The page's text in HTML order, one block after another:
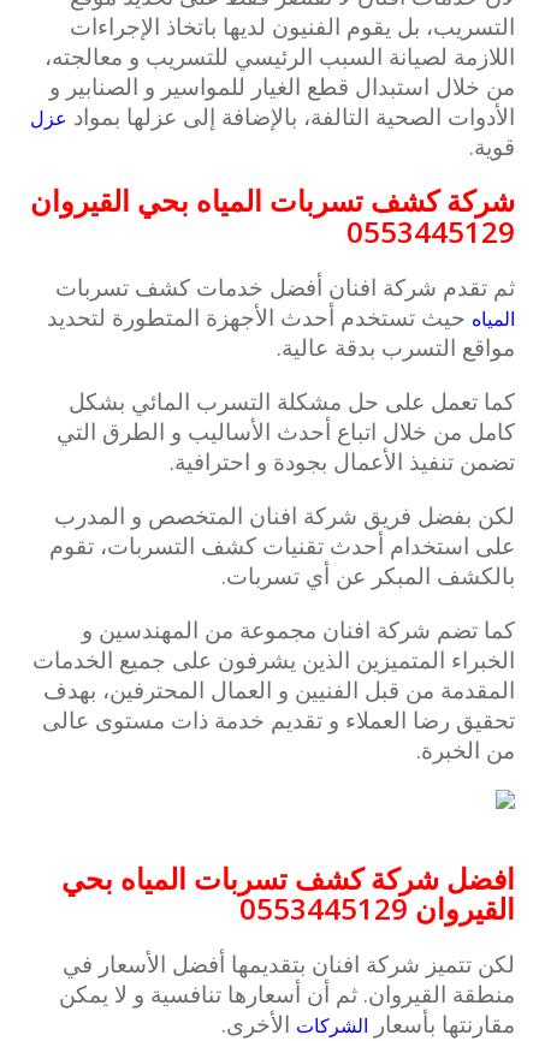
التسريب، بل يقوم الفنيون لديها باتخاذ الإجراءات
اللازمة لصيانة السبب الرئيسي للتسريب و معالجته،
من خلال استبدال قطع الغيار للمواسير و الصنابير و
الأدوات الصحية التالفة، بالإضافة إلى عزلها بمواد عزل
قوية.
شركة كشف تسربات المياه بحي القيروان
0553445129
ثم تقدم شركة افنان أفضل خدمات كشف تسربات
المياه حيث تستخدم أحدث الأجهزة المتطورة لتحديد
مواقع التسرب بدقة عالية.
كما تعمل على حل مشكلة التسرب المائي بشكل
كامل من خلال اتباع أحدث الأساليب و الطرق التي
تضمن تنفيذ الأعمال بجودة و احترافية.
لكن بفضل فريق شركة افنان المتخصص و المدرب
على استخدام أحدث تقنيات كشف التسربات، تقوم
بالكشف المبكر عن أي تسربات.
كما تضم شركة افنان مجموعة من المهندسين و
الخبراء المتميزين الذين يشرفون على جميع الخدمات
المقدمة من قبل الفنيين و العمال المحترفين، بهدف
تحقيق رضا العملاء و تقديم خدمة ذات مستوى عالى
من الخبرة.
افضل شركة كشف تسربات المياه بحي
القيروان 0553445129
لكن تتميز شركة افنان بتقديمها أفضل الأسعار في
منطقة القيروان. ثم أن أسعارها تنافسية و لا يمكن
مقارنتها بأسعار الشركات الأخرى.